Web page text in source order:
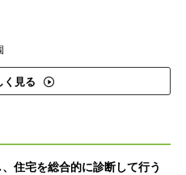
く見る
住宅を総合的に診断して行う